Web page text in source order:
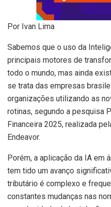
Por Ivan Lima
Sabemos que o uso da
principais motores de
todo o mundo, mas ainda
se trata das empresas
organizações utilizando as
rotinas, segundo a pesquisa
Financeira 2025, realizada
Endeavor.
Porém, a aplicação da IA em
tem tido um avanço
tributário é complexo e
constantes mudanças nas